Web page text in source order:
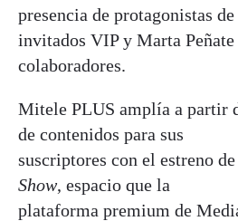
presencia de protagonistas
invitados VIP y Marta
colaboradores.
Mitele PLUS amplía a partir
de contenidos para sus
suscriptores con el estreno de
Show, espacio que la
plataforma premium de